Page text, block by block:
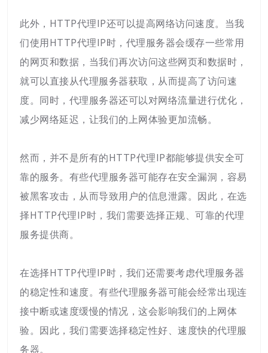
此外，HTTP代理IP还可以提高网络访问速度。当我
们使用HTTP代理IP时，代理服务器会缓存一些常用
的网页和数据，当我们再次访问这些网页和数据时，
就可以直接从代理服务器获取，从而提高了访问速
度。同时，代理服务器还可以对网络流量进行优化，
减少网络延迟，让我们的上网体验更加流畅。
然而，并不是所有的HTTP代理IP都能够提供安全可
靠的服务。有些代理服务器可能存在安全漏洞，容易
被黑客攻击，从而导致用户的信息泄露。因此，在选
择HTTP代理IP时，我们需要选择正规、可靠的代理
服务提供商。
在选择HTTP代理IP时，我们还需要考虑代理服务器
的稳定性和速度。有些代理服务器可能会经常出现连
接中断或速度缓慢的情况，这会影响我们的上网体
验。因此，我们需要选择稳定性好、速度快的代理服
务器。